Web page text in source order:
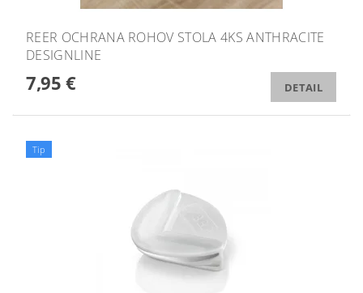
REER OCHRANA ROHOV STOLA 4KS ANTHRACITE
DESIGNLINE
7,95 € DETAIL
Tip